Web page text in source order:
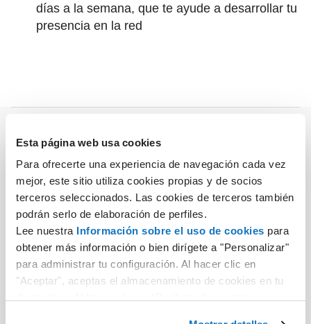
Esta página web usa cookies
Para ofrecerte una experiencia de navegación cada vez
mejor, este sitio utiliza cookies propias y de socios
terceros seleccionados. Las cookies de terceros también
podrán serlo de elaboración de perfiles.
Lee nuestra Información sobre el uso de cookies para
obtener más información o bien dirígete a "Personalizar"
para administrar tu configuración. Al hacer clic en
"Aceptar", aceptas el almacenamiento de cookies en tu
días a la semana, que te ayude a desarrollar tu
presencia en la red
Swite prueba
gratuita de 30
días